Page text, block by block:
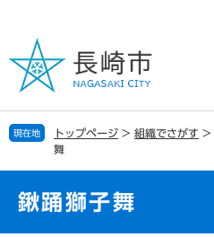
の
で
す
ー
ば
し
現在地 トップページ > 組織でさがす >
舞
鍬踊獅子舞